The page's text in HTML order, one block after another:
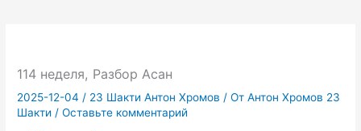
114 неделя, Разбор Асан
2025-12-04 / 23 Шакти Антон Хромов / ОтАнтон Хромов 23
Шакти /Оставьте комментарий